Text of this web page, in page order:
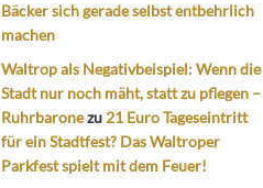
Bäcker sich gerade selbst entbehrlich
machen
Waltrop als Negativbeispiel: Wenn die
Stadt nur noch mäht, statt zu pflegen –
Ruhrbaronezu 21 Euro Tageseintritt
für ein Stadtfest? Das Waltroper
Parkfest spielt mit dem Feuer!